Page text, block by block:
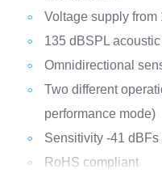
Voltage supply from
135 dBSPL
Omnidirectional
Two different
performance mode)
Sensitivity -41 dBFs
RoHS compliant